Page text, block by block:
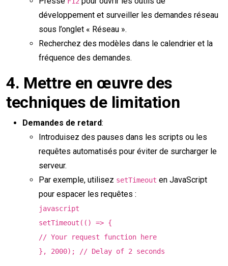
développement et surveiller les demandes réseau
sous l’onglet « Réseau ».
Recherchez des modèles dans le calendrier et la
fréquence des demandes.
4. Mettre en œuvre des
techniques de limitation
Demandes de retard:
Introduisez des pauses dans les scripts ou les
requêtes automatisés pour éviter de surcharger le
serveur.
Par exemple, utilisez setTimeout en JavaScript
pour espacer les requêtes :
javascript
setTimeout(() => {
// Your request function here
}, 2000); // Delay of 2 seconds